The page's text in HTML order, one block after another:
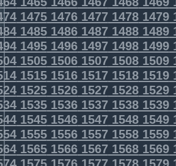
14751476147714781479
14851486148714881489
14951496149714981499
15051506150715081509
15151516151715181519
15251526152715281529
15351536153715381539
15451546154715481549
15551556155715581559
15651566156715681569